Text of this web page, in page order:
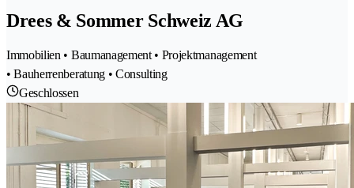
Drees & Sommer Schweiz AG
Immobilien • Baumanagement • Projektmanagement
• Bauherrenberatung • Consulting
Geschlossen